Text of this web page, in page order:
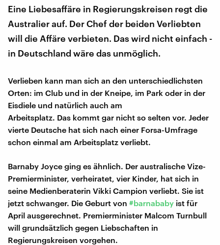
Eine Liebesaffäre in Regierungskreisen regt die
Australier auf. Der Chef der beiden Verliebten
will die Affäre verbieten. Das wird nicht einfach -
in Deutschland wäre das unmöglich.
Verlieben kann man sich an den unterschiedlichsten
Orten: im Club und in der Kneipe, im Park oder in der
Eisdiele und natürlich auch am
Arbeitsplatz. Das kommt gar nicht so selten vor. Jeder
vierte Deutsche hat sich nach einer Forsa-Umfrage
schon einmal am Arbeitsplatz verliebt.
Barnaby Joyce ging es ähnlich. Der australische Vize-
Premierminister, verheiratet, vier Kinder, hat sich in
seine Medienberaterin Vikki Campion verliebt. Sie ist
jetzt schwanger. Die Geburt von #barnababy ist für
April ausgerechnet. Premierminister Malcom Turnbull
will grundsätzlich gegen Liebschaften in
Regierungskreisen vorgehen.